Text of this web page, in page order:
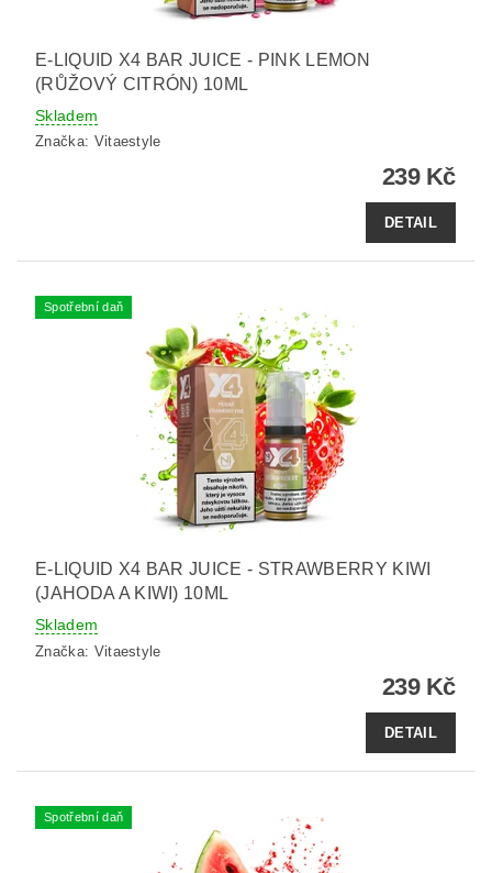
E-LIQUID X4 BAR JUICE - PINK LEMON
(RŮŽOVÝ CITRÓN) 10ML
Skladem
Značka: Vitaestyle
239 Kč
DETAIL
Spotřební daň
E-LIQUID X4 BAR JUICE - STRAWBERRY KIWI
(JAHODA A KIWI) 10ML
Skladem
Značka: Vitaestyle
239 Kč
DETAIL
Spotřební daň